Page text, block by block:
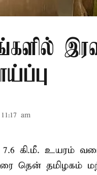
am
7.6 கி.மீ. உயரம்
தென் தமிழகம்